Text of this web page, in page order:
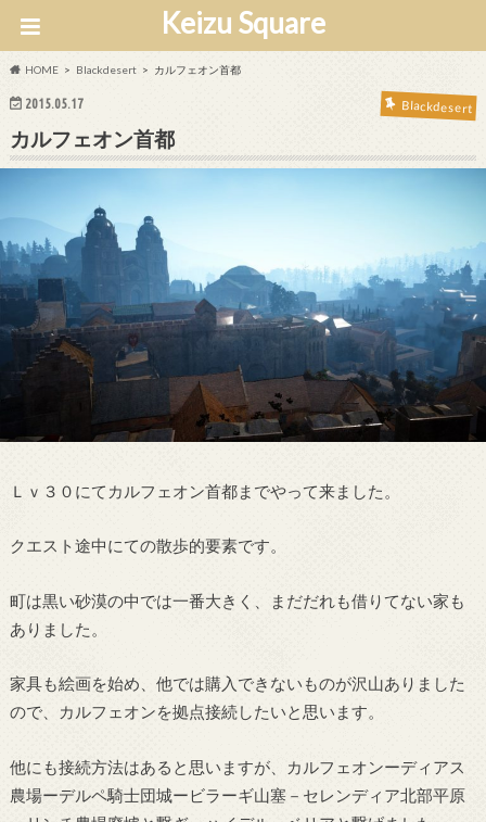
Keizu Square
HOME Blackdesert カルフェオン首都
2015.05.17 Blackdesert
カルフェオン首都
Ｌｖ３０にてカルフェオン首都までやって来ました。
クエスト途中にての散歩的要素です。
町は黒い砂漠の中では一番大きく、まだだれも借りてない家も
ありました。
家具も絵画を始め、他では購入できないものが沢山ありました
ので、カルフェオンを拠点接続したいと思います。
他にも接続方法はあると思いますが、カルフェオンーディアス
農場ーデルペ騎士団城ービラーギ山塞－セレンディア北部平原